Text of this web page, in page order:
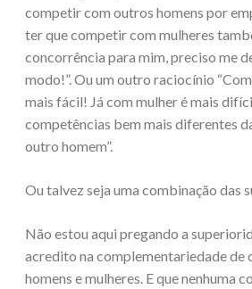
competir com outros homens por
ter que competir com mulheres
concorrência para mim, preciso me
modo!”. Ou um outro raciocínio
mais fácil! Já com mulher é mais
competências bem mais diferentes
outro homem”.
Ou talvez seja uma combinação das
Não estou aqui pregando a
acredito na complementariedade de
homens e mulheres. E que nenhuma